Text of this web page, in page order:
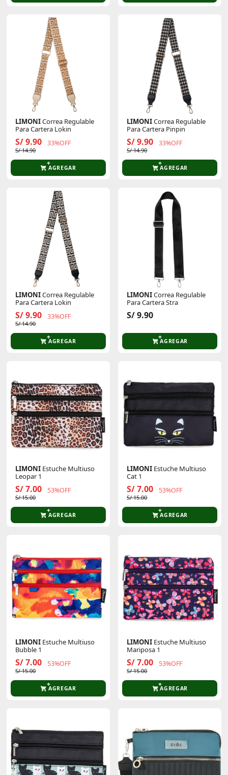
LIMONICorrea Regulable
Para Cartera Lokin
S/ 9.90 33%OFF
S/ 14.90
AGREGAR
LIMONICorrea Regulable
Para Cartera Pinpin
S/ 9.90 33%OFF
S/ 14.90
AGREGAR
LIMONICorrea Regulable
Para Cartera Lokin
S/ 9.90 33%OFF
S/ 14.90
AGREGAR
LIMONICorrea Regulable
Para Cartera Stra
S/ 9.90
AGREGAR
LIMONI Estuche Multiuso
Leopar 1
S/ 7.00 53%OFF
S/ 15.00
AGREGAR
LIMONI Estuche Multiuso
Cat 1
S/ 7.00 53%OFF
S/ 15.00
AGREGAR
LIMONI Estuche Multiuso
Bubble 1
S/ 7.00 53%OFF
S/ 15.00
AGREGAR
LIMONI Estuche Multiuso
Mariposa 1
S/ 7.00 53%OFF
S/ 15.00
AGREGAR